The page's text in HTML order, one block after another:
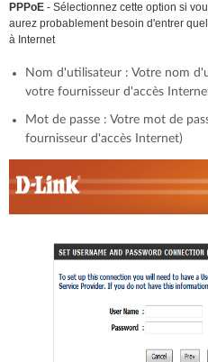
PPPoE - Sélectionnez cette option si
aurez probablement besoin d'entrer
à Internet
Nom d'utilisateur : Votre nom
votre fournisseur d'accès
Mot de passe : Votre mot de
fournisseur d'accès Internet)